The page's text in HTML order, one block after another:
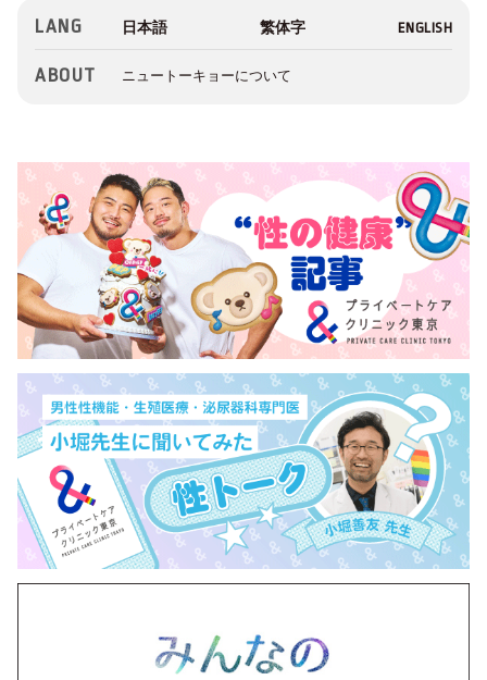
LANG
ABOUT ニュートーキョーについて